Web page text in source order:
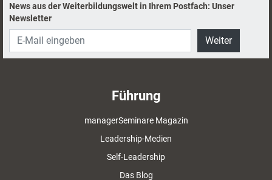
News aus der Weiterbildungswelt in Ihrem Postfach: Unser
Newsletter
Weiter
Führung
managerSeminare Magazin
Leadership-Medien
Self-Leadership
Das Blog